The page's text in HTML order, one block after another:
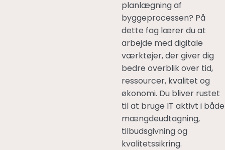
planlægning af
byggeprocessen? På
dette fag lærer du at
arbejde med digitale
værktøjer, der giver dig
bedre overblik over tid,
ressourcer, kvalitet og
økonomi. Du bliver rustet
til at bruge IT aktivt i både
mængdeudtagning,
tilbudsgivning og
kvalitetssikring.